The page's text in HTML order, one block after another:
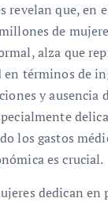
revelan que, en
de
alza que
términos de
y ausencia
los gastos
es crucial.
dedican en